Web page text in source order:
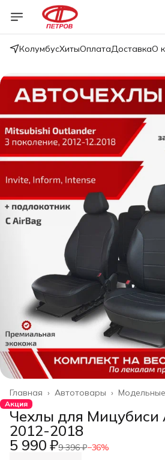
КолумбусХитыОплатаДоставкаО
Автотовары ›
Главная ›
Акция
Чехлы для Мицубиси
2012-2018
5 990 ₽9 396 ₽−36%